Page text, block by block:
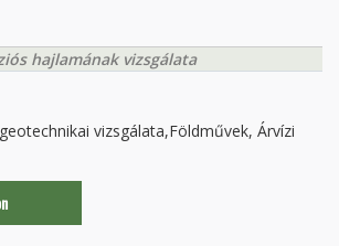
hajlamának vizsgálata
vizsgálata,Földművek, Árvízi